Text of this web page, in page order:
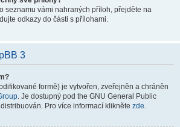
seznamu vámi nahraných příloh, přejděte na
odkazy do části s přílohami.
3
formě) je vytvořen, zveřejněn a chráněn
. Je dostupný pod the GNU General Public
Pro více informací klikněte zde.